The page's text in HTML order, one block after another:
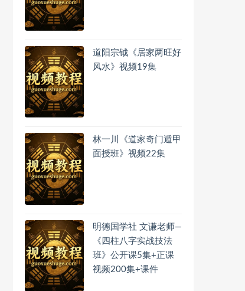
道阳宗钺《居家两旺好
风水》视频19集
林一川《道家奇门遁甲
面授班》视频22集
明德国学社 文谦老师—
《四柱八字实战技法
班》公开课5集+正课
视频200集+课件